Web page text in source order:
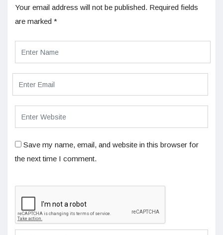
Your email address will not be published. Required fields
are marked *
Save my name, email, and website in this browser for
the next time I comment.